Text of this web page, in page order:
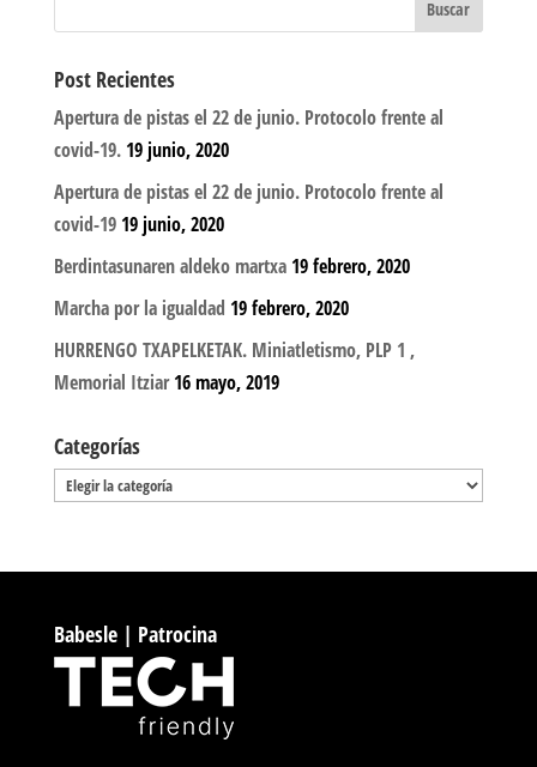
Post Recientes
Apertura de pistas el 22 de junio. Protocolo frente al
covid-19. 19 junio, 2020
Apertura de pistas el 22 de junio. Protocolo frente al
covid-19 19 junio, 2020
Berdintasunaren aldeko martxa 19 febrero, 2020
Marcha por la igualdad 19 febrero, 2020
HURRENGO TXAPELKETAK. Miniatletismo, PLP 1 ,
Memorial Itziar 16 mayo, 2019
Categorías
Categorías
Babesle | Patrocina